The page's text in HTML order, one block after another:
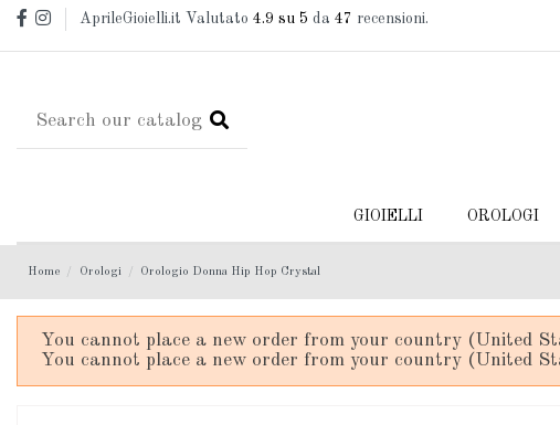
AprileGioielli.it Valutato4.9 su 5 da47 recensioni.
GIOIELLI OROLOGI
Home Orologi Orologio Donna Hip Hop Crystal
You cannot place a new order from your country (United
You cannot place a new order from your country (United